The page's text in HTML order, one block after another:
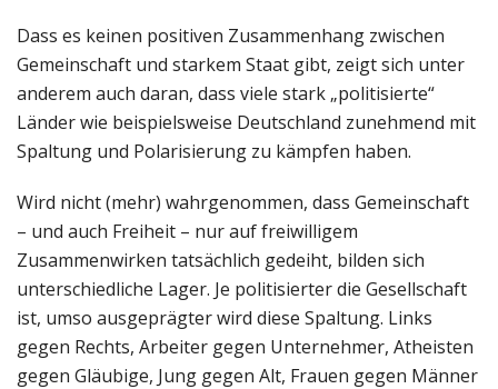
Dass es keinen positiven Zusammenhang zwischen
Gemeinschaft und starkem Staat gibt, zeigt sich unter
anderem auch daran, dass viele stark „politisierte“
Länder wie beispielsweise Deutschland zunehmend mit
Spaltung und Polarisierung zu kämpfen haben.
Wird nicht (mehr) wahrgenommen, dass Gemeinschaft
– und auch Freiheit – nur auf freiwilligem
Zusammenwirken tatsächlich gedeiht, bilden sich
unterschiedliche Lager. Je politisierter die Gesellschaft
ist, umso ausgeprägter wird diese Spaltung. Links
gegen Rechts, Arbeiter gegen Unternehmer, Atheisten
gegen Gläubige, Jung gegen Alt, Frauen gegen Männer